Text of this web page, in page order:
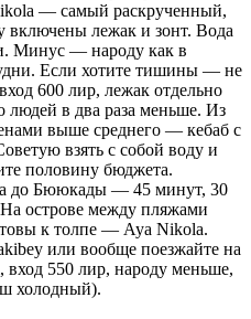
— самый раскрученный,
включены лежак и зонт. Вода
Минус — народу как в
Если хотите тишины — не
600 лир, лежак отдельно
людей в два раза меньше. Из
выше среднего — кебаб с
взять с собой воду и
половину бюджета.
до Бююкады — 45 минут, 30
острове между пляжами
к толпе — Aya Nikola.
или вообще поезжайте на
550 лир, народу меньше,
холодный).